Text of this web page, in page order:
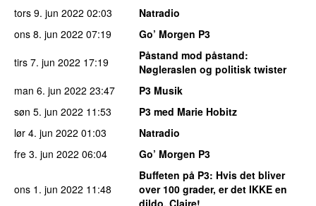
tors 9. jun 2022 02:03
Natradio
ons 8. jun 2022 07:19
Go’ Morgen P3
tirs 7. jun 2022 17:19 Påstand mod påstand:
Nøgleraslen og politisk twister
man 6. jun 2022 23:47
P3 Musik
søn 5. jun 2022 11:53
P3 med Marie Hobitz
lør 4. jun 2022 01:03
Natradio
fre 3. jun 2022 06:04 Go’ Morgen P3
ons 1. jun 2022 11:48
Buffeten på P3: Hvis det bliver
over 100 grader, er det IKKE en